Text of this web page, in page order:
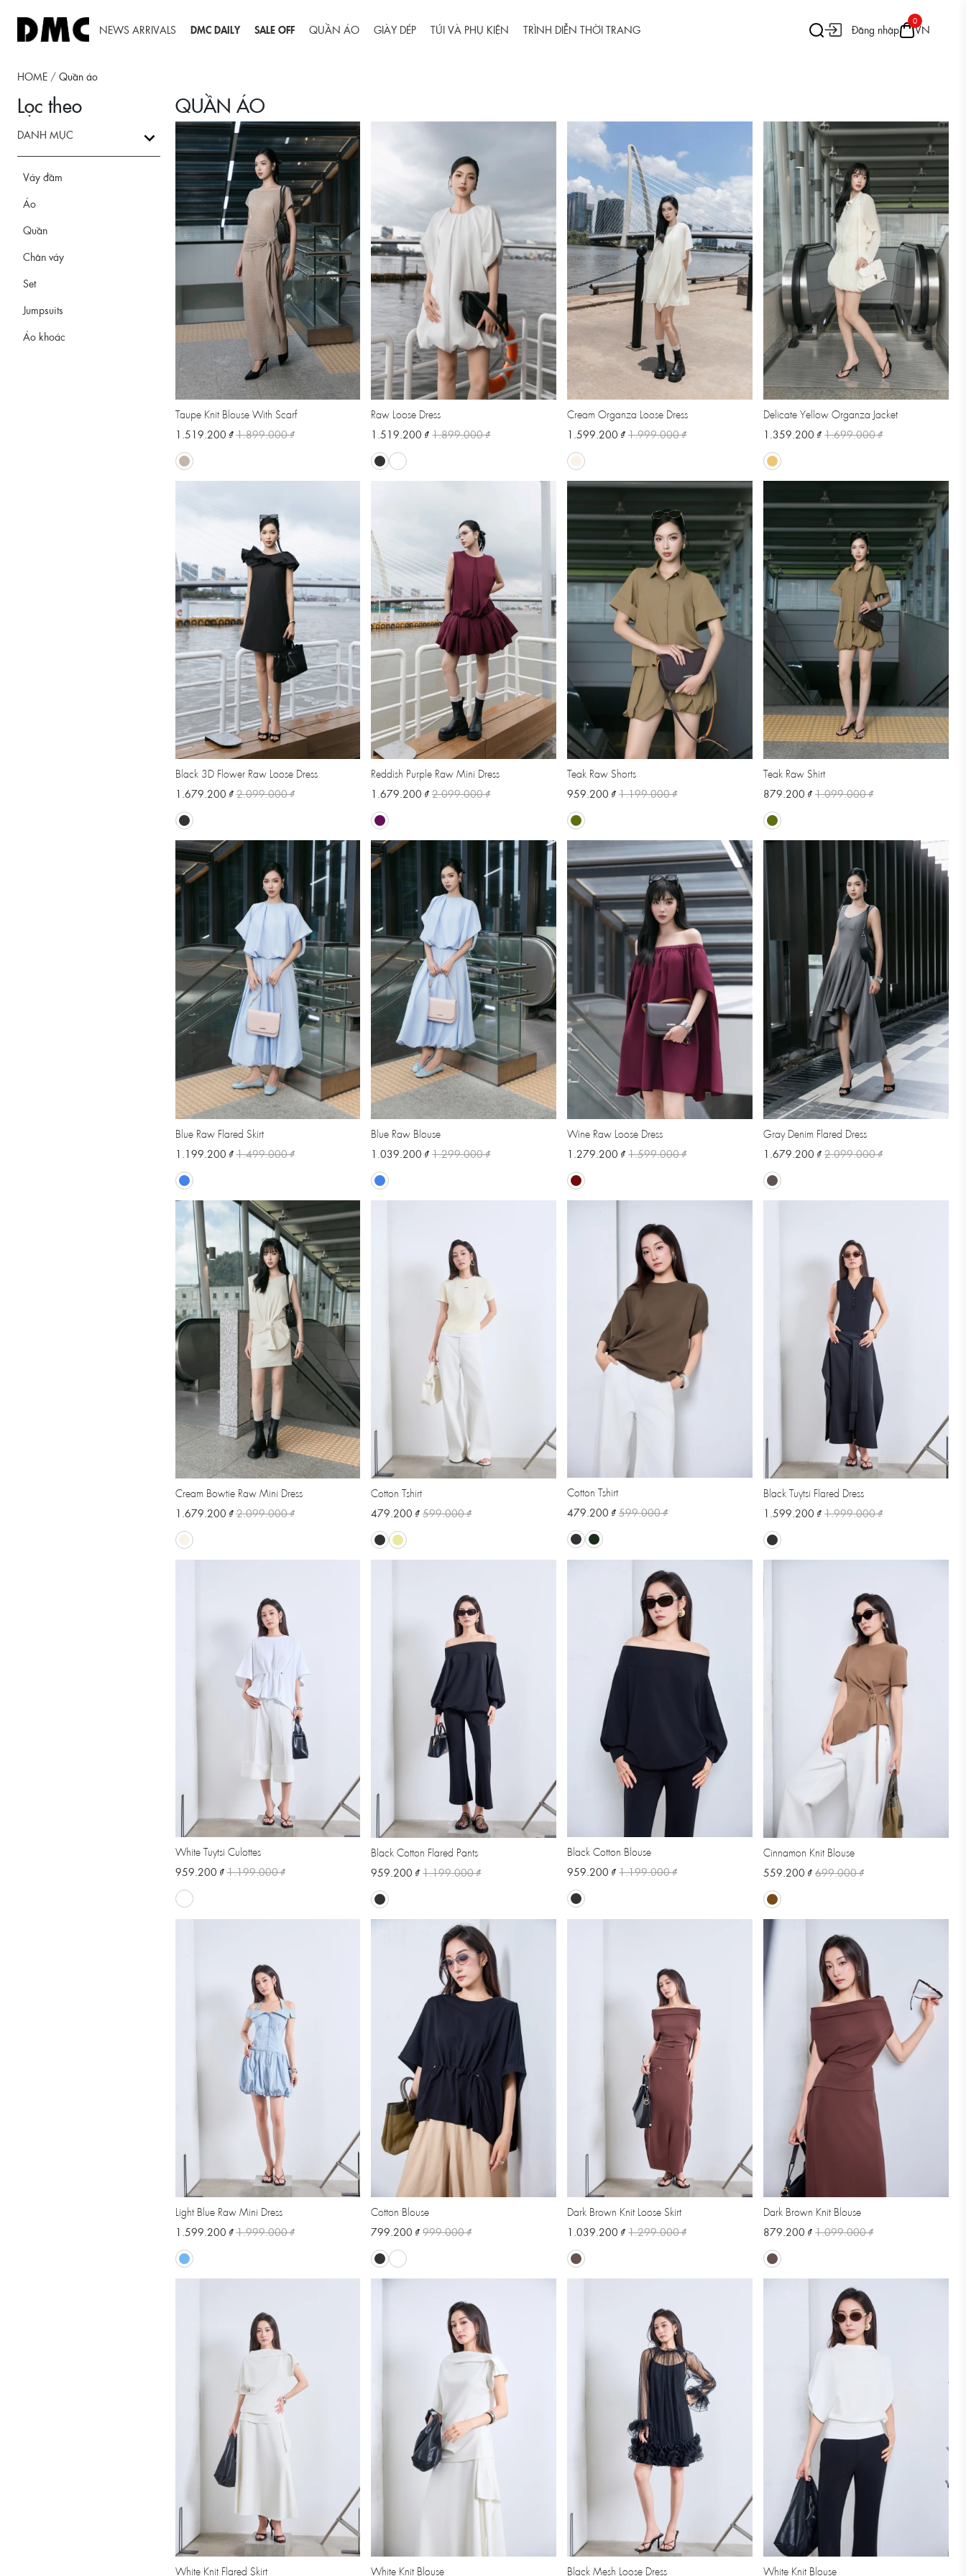
NEWS ARRIVALS DMC DAILY SALE OFF QUẦN ÁO GIÀY DÉP TÚI VÀ PHỤ KIỆN TRÌNH DIỄN THỜI TRANG Đăng nhập
0
VN
HOME / Quần áo
Lọc theo
DANH MỤC
Váy đầm
Áo
Quần
Chân váy
Set
Jumpsuits
Áo khoác
QUẦN ÁO
Taupe Knit Blouse With Scarf
1.519.200 ₫1.899.000 ₫
Raw Loose Dress
1.519.200 ₫1.899.000 ₫
Cream Organza Loose Dress
1.599.200 ₫1.999.000 ₫
Delicate Yellow Organza Jacket
1.359.200 ₫1.699.000 ₫
Black 3D Flower Raw Loose Dress
1.679.200 ₫2.099.000 ₫
Reddish Purple Raw Mini Dress
1.679.200 ₫2.099.000 ₫
Teak Raw Shorts
959.200 ₫1.199.000 ₫
Teak Raw Shirt
879.200 ₫1.099.000 ₫
Blue Raw Flared Skirt
1.199.200 ₫1.499.000 ₫
Blue Raw Blouse
1.039.200 ₫1.299.000 ₫
Wine Raw Loose Dress
1.279.200 ₫1.599.000 ₫
Gray Denim Flared Dress
1.679.200 ₫2.099.000 ₫
Cream Bowtie Raw Mini Dress
1.679.200 ₫2.099.000 ₫
Cotton Tshirt
479.200 ₫599.000 ₫
Cotton Tshirt
479.200 ₫599.000 ₫
Black Tuytsi Flared Dress
1.599.200 ₫1.999.000 ₫
White Tuytsi Culottes
959.200 ₫1.199.000 ₫
Black Cotton Flared Pants
959.200 ₫1.199.000 ₫
Black Cotton Blouse
959.200 ₫1.199.000 ₫
Cinnamon Knit Blouse
559.200 ₫699.000 ₫
Light Blue Raw Mini Dress
1.599.200 ₫1.999.000 ₫
Cotton Blouse
799.200 ₫999.000 ₫
Dark Brown Knit Loose Skirt
1.039.200 ₫1.299.000 ₫
Dark Brown Knit Blouse
879.200 ₫1.099.000 ₫
White Knit Flared Skirt White Knit Blouse Black Mesh Loose Dress White Knit Blouse